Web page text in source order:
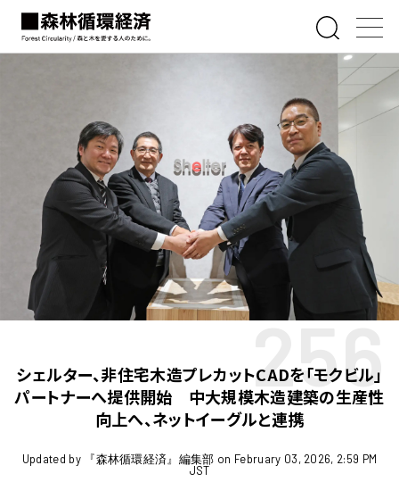
シェルター、非住宅木造プレカットCADを「モクビル」
パートナーへ提供開始 中大規模木造建築の生産性
向上へ、ネットイーグルと連携
256
Updated by 『森林循環経済』編集部 on February 03, 2026, 2:59 PM
JST